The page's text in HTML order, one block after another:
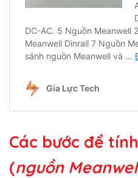
Các bước để
(nguồn